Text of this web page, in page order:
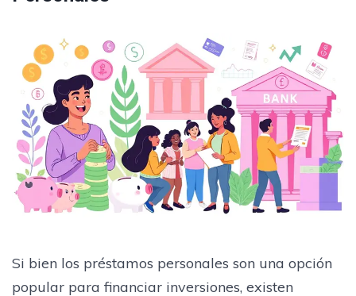
Si bien los préstamos personales son una opción
popular para financiar inversiones, existen